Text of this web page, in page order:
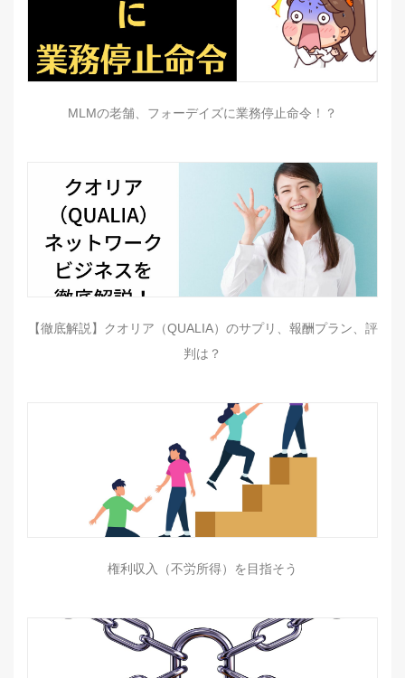
MLMの老舗、フォーデイズに業務停止命令！？
【徹底解説】クオリア（QUALIA）のサプリ、報酬プラン、評
判は？
権利収入（不労所得）を目指そう